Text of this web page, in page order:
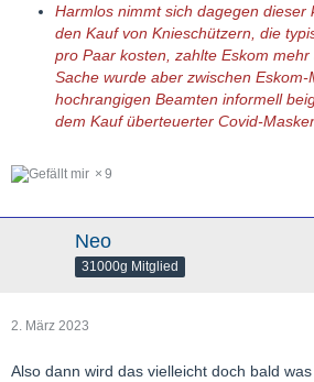
Harmlos nimmt sich dagegen dieser
den Kauf von Knieschützern, die
pro Paar kosten, zahlte Eskom
Sache wurde aber zwischen
hochrangigen Beamten informell
dem Kauf überteuerter Covid-
9
Neo
31000g Mitglied
2. März 2023
Also dann wird das vielleicht doch bald